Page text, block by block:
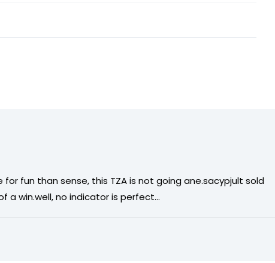
fun than sense, this TZA is not going ane.sacypjult sold
a win.well, no indicator is perfect…